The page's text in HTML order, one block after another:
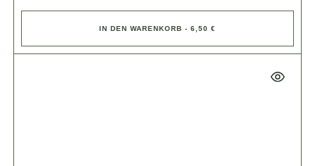
IN DEN WARENKORB - 6,50 €